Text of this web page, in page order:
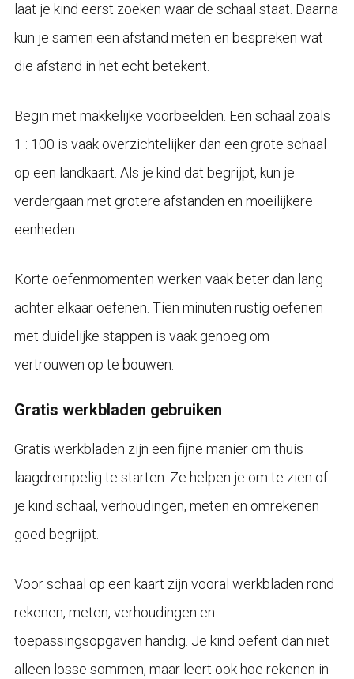
laat je kind eerst zoeken waar de schaal staat. Daarna
kun je samen een afstand meten en bespreken wat
die afstand in het echt betekent.
Begin met makkelijke voorbeelden. Een schaal zoals
1 : 100 is vaak overzichtelijker dan een grote schaal
op een landkaart. Als je kind dat begrijpt, kun je
verdergaan met grotere afstanden en moeilijkere
eenheden.
Korte oefenmomenten werken vaak beter dan lang
achter elkaar oefenen. Tien minuten rustig oefenen
met duidelijke stappen is vaak genoeg om
vertrouwen op te bouwen.
Gratis werkbladen gebruiken
Gratis werkbladen zijn een fijne manier om thuis
laagdrempelig te starten. Ze helpen je om te zien of
je kind schaal, verhoudingen, meten en omrekenen
goed begrijpt.
Voor schaal op een kaart zijn vooral werkbladen rond
rekenen, meten, verhoudingen en
toepassingsopgaven handig. Je kind oefent dan niet
alleen losse sommen, maar leert ook hoe rekenen in